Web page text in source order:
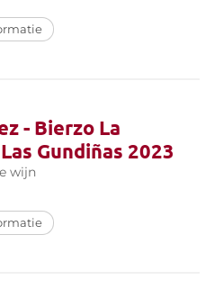
- Bierzo La
Gundiñas 2023
wijn